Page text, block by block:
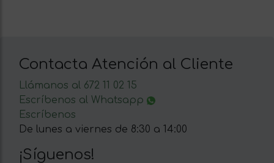
Contacta Atención al Cliente
Llámanos al 672 11 02 15
Escríbenos al Whatsapp
Escríbenos
De lunes a viernes de 8:30 a 14:00
¡Síguenos!